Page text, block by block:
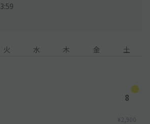
火 水 木 金 土
8
¥2,900